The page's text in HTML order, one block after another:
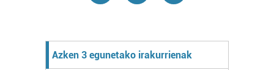
Azken 3 egunetako irakurrienak